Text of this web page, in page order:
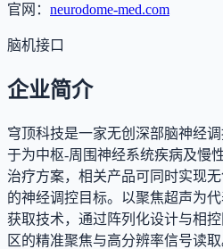
官网： neurodome-med.com
脑机接口
企业简介
穹顶科技是一家无创深部脑神经
于为中枢-周围神经系统疾病及慢
治疗方案，相关产品可同时实现
的神经调控目标。以聚焦超声为
获取技术，通过阵列化设计与相
区的精准聚焦与高分辨率信号读